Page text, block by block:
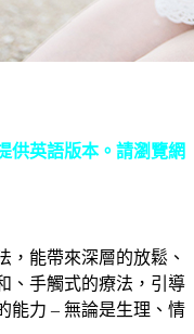
供英語版本。請瀏覽網
，能帶來深層的放鬆、
、手觸式的療法，引導
能力 – 無論是生理、情